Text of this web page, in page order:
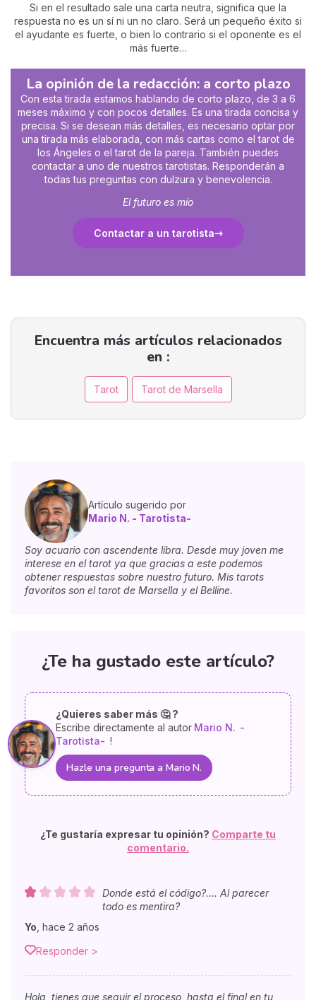
Si en el resultado sale una carta neutra, significa que la
respuesta no es un sí ni un no claro. Será un pequeño éxito si
el ayudante es fuerte, o bien lo contrario si el oponente es el
más fuerte…
La opinión de la redacción: a corto plazo
Con esta tirada estamos hablando de corto plazo, de 3 a 6
meses máximo y con pocos detalles. Es una tirada concisa y
precisa. Si se desean más detalles, es necesario optar por
una tirada más elaborada, con más cartas como el tarot de
los Ángeles o el tarot de la pareja. También puedes
contactar a uno de nuestros tarotistas. Responderán a
todas tus preguntas con dulzura y benevolencia.
El futuro es mío
Contactar a un tarotista
Encuentra más artículos relacionados
en :
Tarot Tarot de Marsella
Artículo sugerido por
Mario N. - Tarotista-
Soy acuario con ascendente libra. Desde muy joven me
interese en el tarot ya que gracias a este podemos
obtener respuestas sobre nuestro futuro. Mis tarots
favoritos son el tarot de Marsella y el Belline.
¿Te ha gustado este artículo?
¿Quieres saber más 🤔 ?
Escribe directamente al autor Mario N. -
Tarotista- !
Hazle una pregunta a Mario N.
¿Te gustaría expresar tu opinión? Comparte tu
comentario.
Donde está el código?…. Al parecer
todo es mentira?
Yo hace 2 años
Responder >
Hola, tienes que seguir el proceso, hasta el final en tu